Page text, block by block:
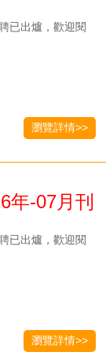
已出爐，歡迎閱
瀏覽詳情>>
年-07月刊
已出爐，歡迎閱
瀏覽詳情>>